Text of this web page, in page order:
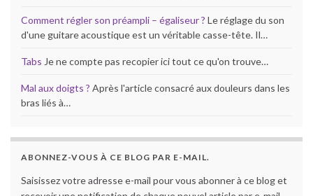
Comment régler son préampli – égaliseur ? Le réglage du son
d'une guitare acoustique est un véritable casse-tête. Il…
Tabs Je ne compte pas recopier ici tout ce qu'on trouve…
Mal aux doigts ? Après l'article consacré aux douleurs dans les
bras liés à…
ABONNEZ-VOUS À CE BLOG PAR E-MAIL.
Saisissez votre adresse e-mail pour vous abonner à ce blog et